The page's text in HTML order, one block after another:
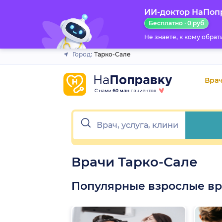
ИИ-доктор
Бесплатно · 0 руб
Не знаете, к кому
Город: Тарко-Сале
Врачи Тарко-Сале
Популярные взрослые